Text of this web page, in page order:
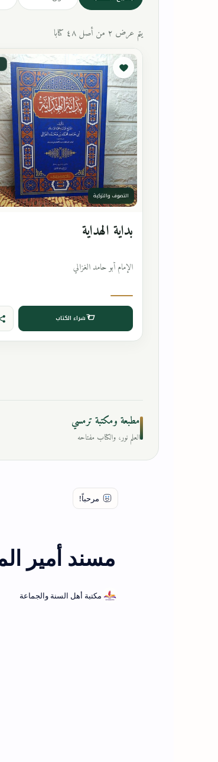
يتم عرض ٢ من أصل ٤٨ كتابا
التصوف والتزكية
بداية الهداية
الإمام أبو حامد الغزالي
شراء الكتاب
مطبعة ومكتبة ترمسي
العلم نور، والكتاب مفتاحه
مسند أمير